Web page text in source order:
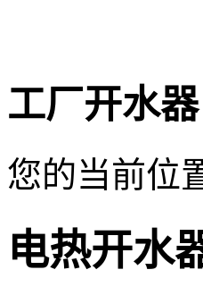
工厂开水器
您的当前位
电热开水